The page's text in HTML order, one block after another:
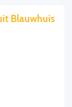
Blauwhuis